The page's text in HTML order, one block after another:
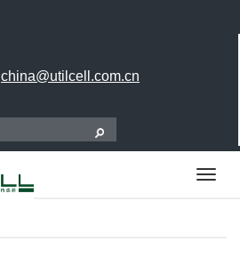
china@utilcell.com.cn